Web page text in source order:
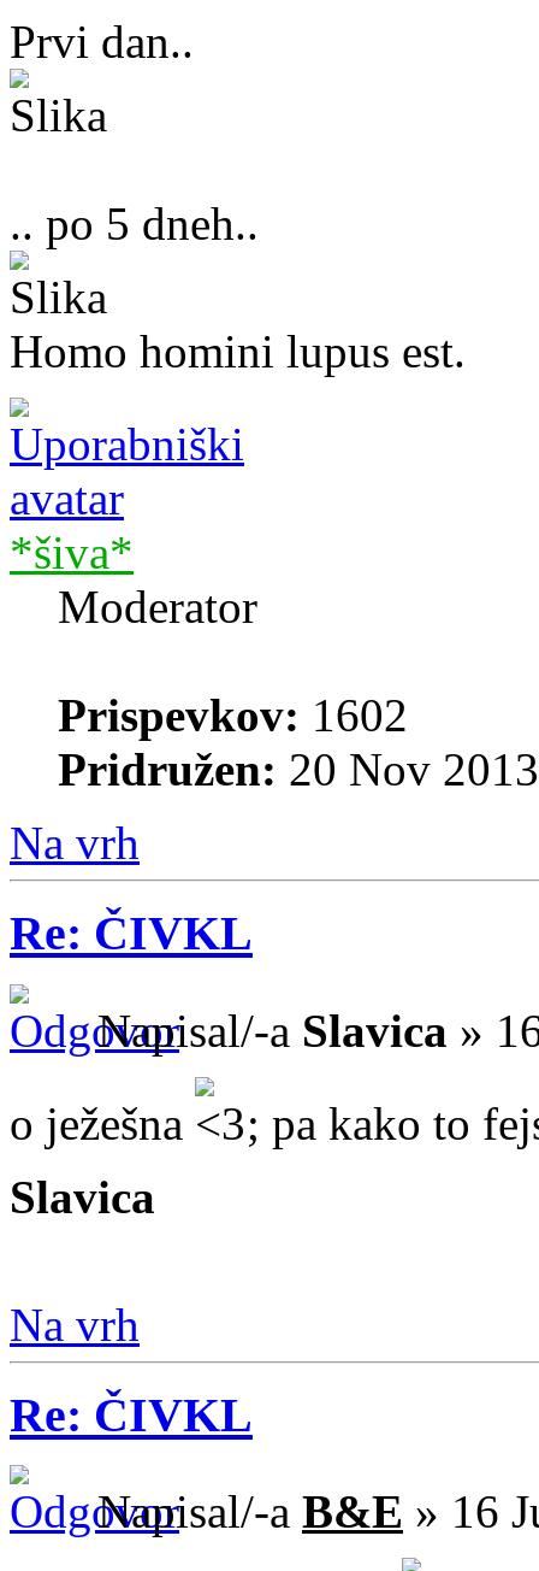
Prvi dan..
.. po 5 dneh..
Homo homini lupus est.
*šiva*
Moderator
Prispevkov: 1602
Pridružen: 20 Nov
Na vrh
Re: ČIVKL
Napisal/-a Slavica »
o ježešna
; pa kako to
Slavica
Na vrh
Re: ČIVKL
Napisal/-a B&E » 16